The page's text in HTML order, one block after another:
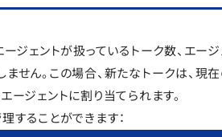
ージェントが扱っているトーク数、エー
ん。この場合、新たなトークは、現在
ージェントに割り当てられます。
することができます：